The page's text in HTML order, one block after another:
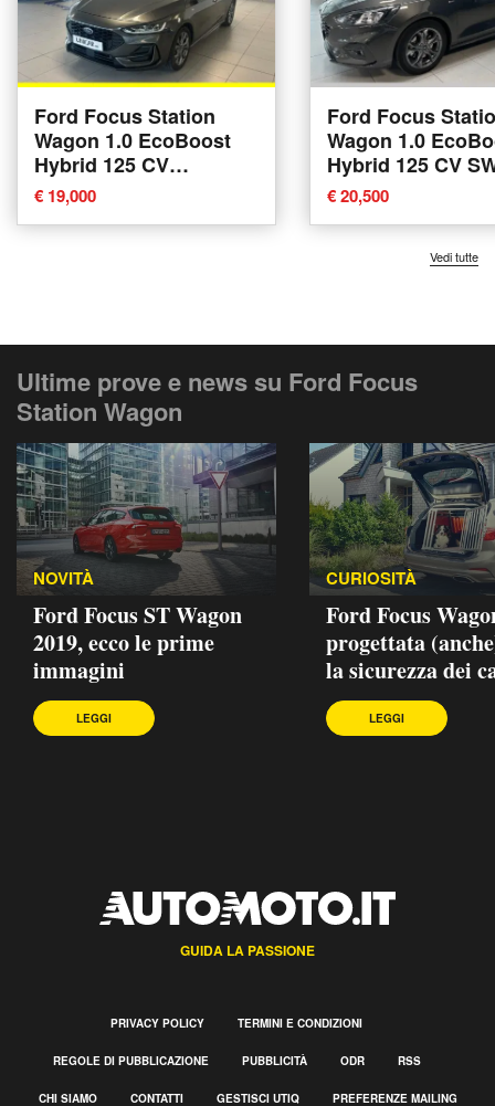
Ford Focus Station
Wagon 1.0 EcoBoost
Hybrid 125 CV
Powershift SW ST-Line
X del 2022 usata a Alba
€ 19,000
Ford Focus
Wagon 1.0
Hybrid 125 CV
Line del 2020
Alba
€ 20,500
Vedi tutte
Ultime prove e news su Ford Focus
Station Wagon
NOVITÀ
Ford Focus ST Wagon
2019, ecco le prime
immagini
LEGGI
CURIOSITÀ
Ford Focus
progettata
la sicurezza dei
LEGGI
GUIDA LA PASSIONE
PRIVACY POLICY TERMINI E CONDIZIONI
REGOLE DI PUBBLICAZIONE PUBBLICITÀ ODR RSS
CHI SIAMO CONTATTI GESTISCI UTIQ PREFERENZE MAILING